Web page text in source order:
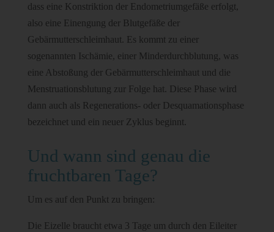
dass eine Konstriktion der Endometriumgefäße erfolgt,
also eine Einengung der Blutgefäße der
Gebärmutterschleimhaut. Es kommt zu einer
sogenannten Ischämie, einer Minderdurchblutung, was
eine Abstoßung der Gebärmutterschleimhaut und die
Menstruationsblutung zur Folge hat. Diese Phase wird
dann auch als Regenerations- oder Desquamationsphase
bezeichnet und ein neuer Zyklus beginnt.
Und wann sind genau die
fruchtbaren Tage?
Um es auf den Punkt zu bringen:
Die Eizelle braucht etwa 3 Tage um durch den Eileiter